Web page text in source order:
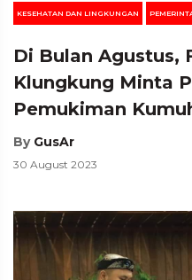
KESEHATAN DAN LINGKUNGAN
Di Bulan Agustus,
Klungkung Minta
Pemukiman
By GusAr
30 August 2023